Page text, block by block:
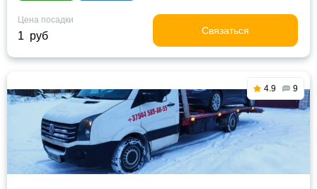
Цена посадки
1 руб Связаться
4.9 9